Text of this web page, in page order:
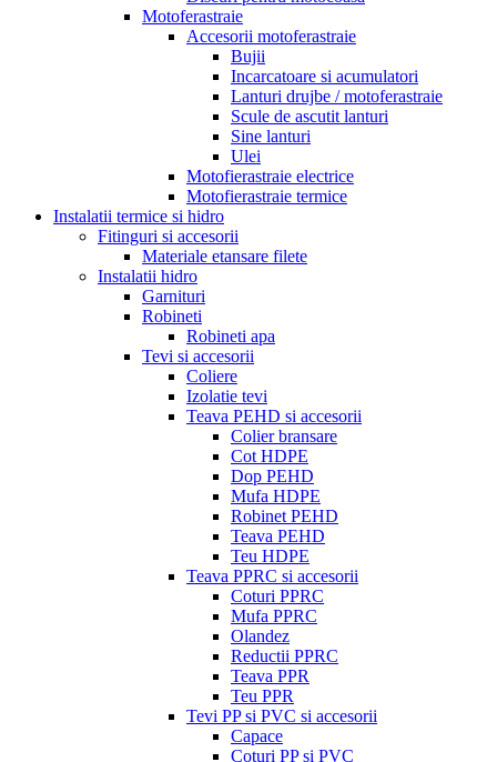
Motoferastraie
Accesorii motoferastraie
Bujii
Incarcatoare si acumulatori
Lanturi drujbe / motoferastraie
Scule de ascutit lanturi
Sine lanturi
Ulei
Motofierastraie electrice
Motofierastraie termice
Instalatii termice si hidro
Fitinguri si accesorii
Materiale etansare filete
Instalatii hidro
Garnituri
Robineti
Robineti apa
Tevi si accesorii
Coliere
Izolatie tevi
Teava PEHD si accesorii
Colier bransare
Cot HDPE
Dop PEHD
Mufa HDPE
Robinet PEHD
Teava PEHD
Teu HDPE
Teava PPRC si accesorii
Coturi PPRC
Mufa PPRC
Olandez
Reductii PPRC
Teava PPR
Teu PPR
Tevi PP si PVC si accesorii
Capace
Coturi PP si PVC